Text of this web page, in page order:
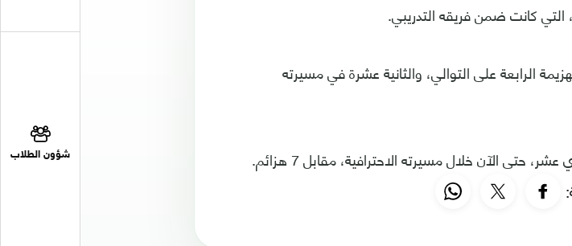
شؤون الطلاب
كانت ضمن فريقه التدريبي.
البالغ من العمر 39 عاما، بالهزيمة الرابعة على التوالي، والثانية عشرة في مسيرته